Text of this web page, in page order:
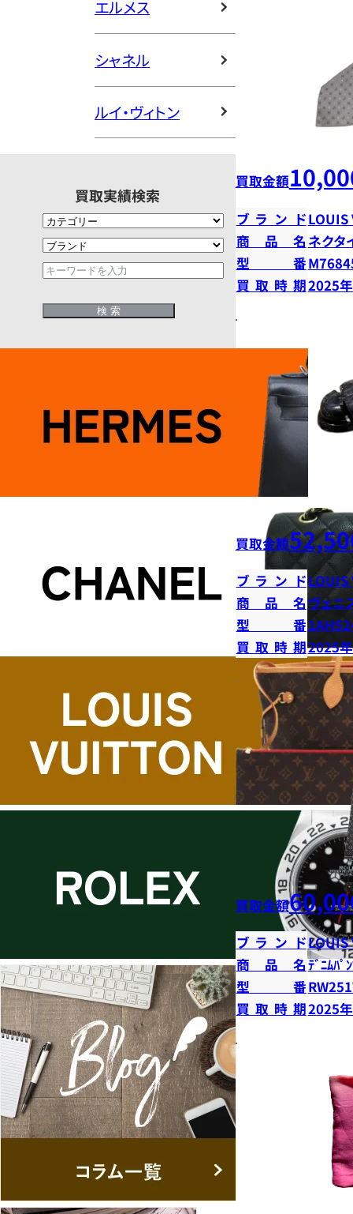
エルメス
シャネル
ルイ・ヴィトン
買取実績検索
買取金額
ブランドLOUIS
商品名 ネクタ
型番
買取時期2025
買取金額
ブランドLOUIS
商品名ヴェニ
型番
買取時期2025
買取金額
ブランドLOUIS
商品名ﾃﾞﾆﾑﾊﾟ
型番
買取時期2025